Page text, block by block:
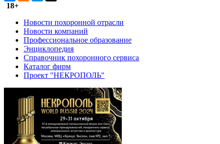
18+
Новости похоронной отрасли
Новости компаний
Профессиональное образование
Энциклопедия
Справочник похоронного сервиса
Каталог фирм
Проект "НЕКРОПОЛЬ"